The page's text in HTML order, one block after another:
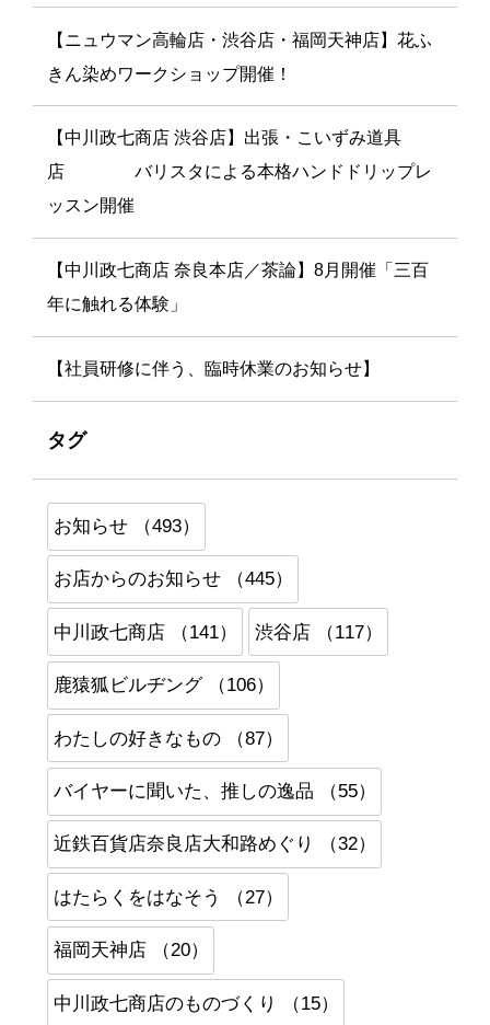
【ニュウマン高輪店・渋谷店・福岡天神店】花ふ
きん染めワークショップ開催！
【中川政七商店 渋谷店】出張・こいずみ道具
店 バリスタによる本格ハンドドリップレ
ッスン開催
【中川政七商店 奈良本店／茶論】8月開催「三百
年に触れる体験」
【社員研修に伴う、臨時休業のお知らせ】
タグ
お知らせ （493）
お店からのお知らせ （445）
中川政七商店 （141） 渋谷店 （117）
鹿猿狐ビルヂング （106）
わたしの好きなもの （87）
バイヤーに聞いた、推しの逸品 （55）
近鉄百貨店奈良店大和路めぐり （32）
はたらくをはなそう （27）
福岡天神店 （20）
中川政七商店のものづくり （15）